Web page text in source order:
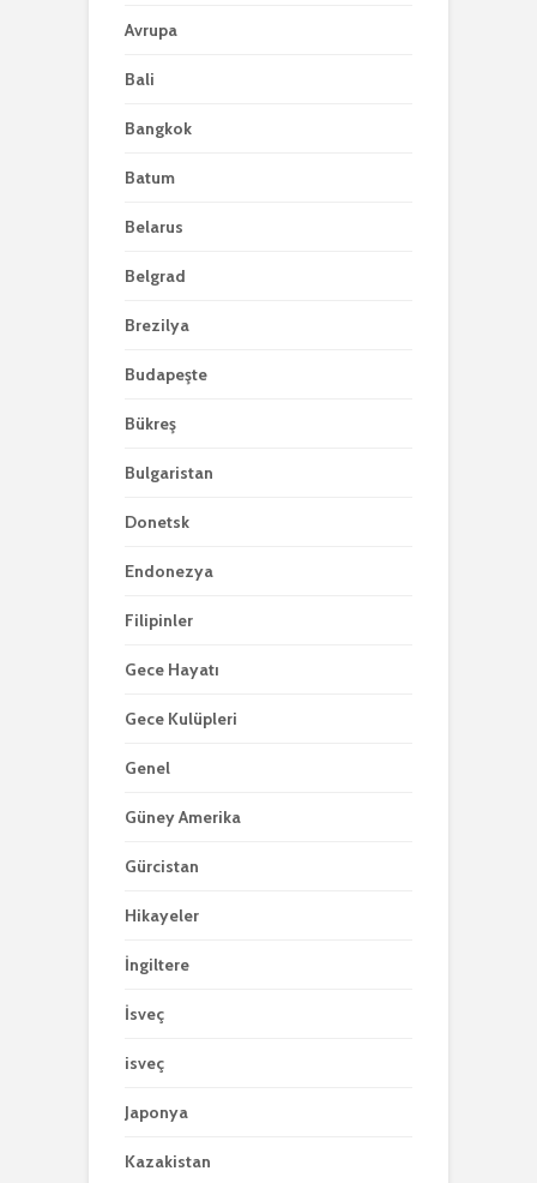
Avrupa
Bali
Bangkok
Batum
Belarus
Belgrad
Brezilya
Budapeşte
Bükreş
Bulgaristan
Donetsk
Endonezya
Filipinler
Gece Hayatı
Gece Kulüpleri
Genel
Güney Amerika
Gürcistan
Hikayeler
İngiltere
İsveç
isveç
Japonya
Kazakistan